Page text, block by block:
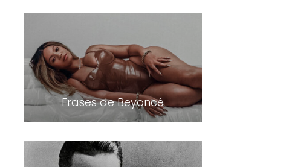
Frases de Beyoncé